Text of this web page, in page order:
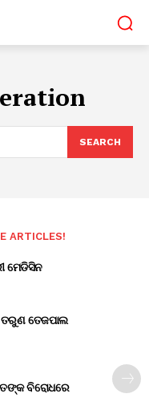
SEARCH
ARTICLES!
ମେଡିସିନ
ତରୁଣ ତେଜପାଲ
ବିରୋଧରେ